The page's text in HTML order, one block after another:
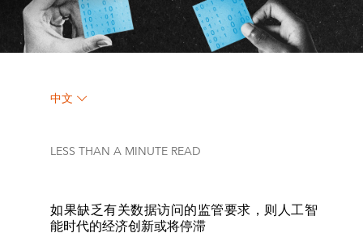
中文
LESS THAN A MINUTE READ
如果缺乏有关数据访问的监管要求，则人工智
能时代的经济创新或将停滞